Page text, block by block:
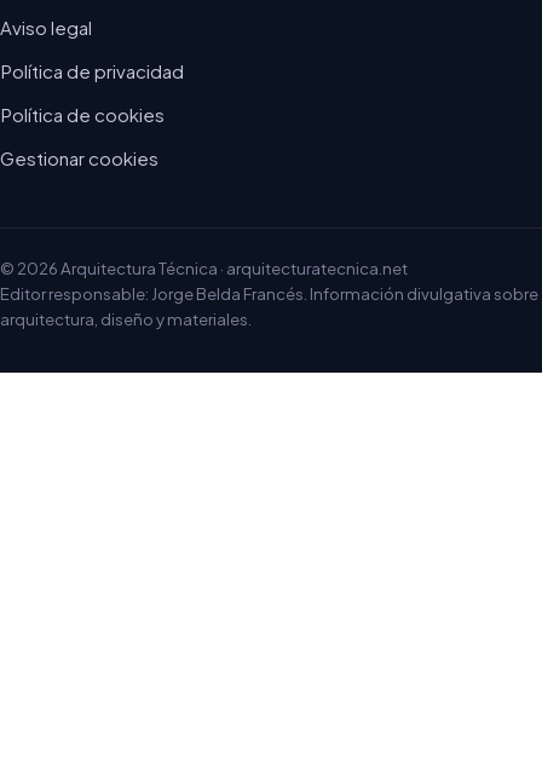
Aviso legal
Política de privacidad
Política de cookies
Gestionar cookies
© 2026 Arquitectura Técnica · arquitecturatecnica.net
Editor responsable: Jorge Belda Francés. Información divulgativa sobre
arquitectura, diseño y materiales.